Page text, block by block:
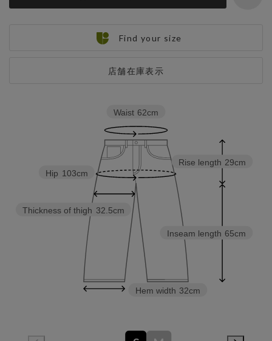
店舗在庫表示
Find your size
Inseam length 65cm
Rise length 29cm
Hem width 32cm
Thickness of thigh 32.5cm
Hip 103cm
Waist 62cm